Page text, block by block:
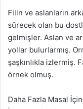
Filin ve aslanların
sürecek olan bu
gelmişler. Aslan ve
yollar bulurlarmış.
şaşkınlıkla izlermiş.
örnek olmuş.
Daha Fazla Masal İçin